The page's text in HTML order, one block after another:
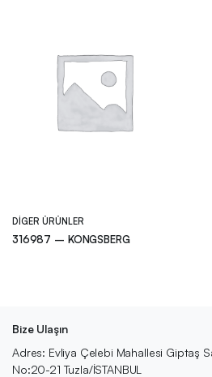
DIGER ÜRÜNLER
316987 – KONGSBERG
Bize Ulaşın
Adres: Evliya Çelebi Mahallesi Giptaş
No:20-21 Tuzla/İSTANBUL